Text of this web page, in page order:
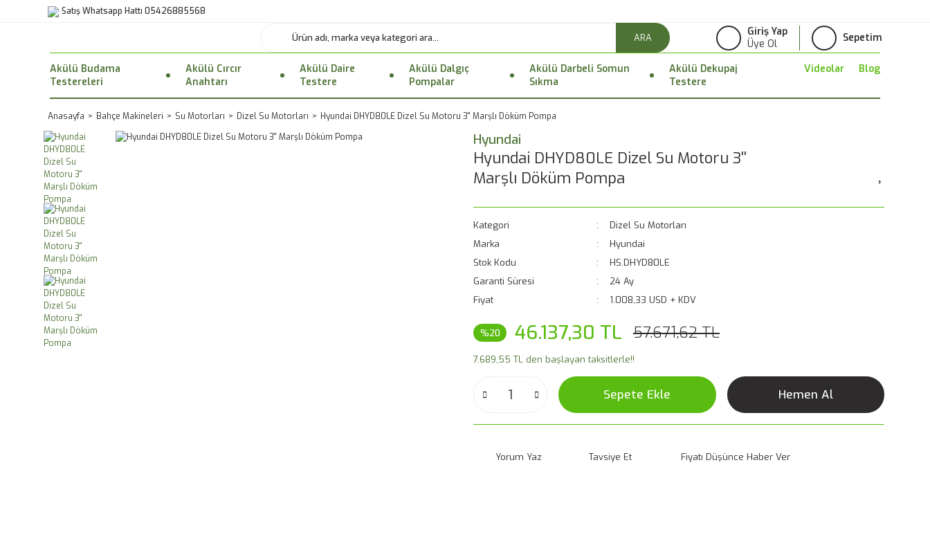
Satış Whatsapp Hattı 05426885568
ARA
Giriş Yap
Üye Ol
Sepetim
Akülü Budama
Testereleri
Akülü Cırcır
Anahtarı
Akülü Daire
Testere
Akülü Dalgıç
Pompalar
Akülü Darbeli Somun
Sıkma
Akülü Dekupaj
Testere
Videolar Blog
Anasayfa Bahçe Makineleri Su Motorları Dizel Su Motorları Hyundai DHYD80LE Dizel Su Motoru 3'' Marşlı Döküm Pompa
Hyundai
Hyundai DHYD80LE Dizel Su Motoru 3''
Marşlı Döküm Pompa
Kategori
Dizel Su Motorları
Marka
Hyundai
Stok Kodu
HS.DHYD80LE
Garanti Süresi
24 Ay
Fiyat
1.008,33 USD + KDV
%20 46.137,30 TL 57.671,62 TL
7.689,55 TL den başlayan taksitlerle!!
Sepete Ekle Hemen Al
Yorum Yaz Tavsiye Et Fiyatı Düşünce Haber Ver